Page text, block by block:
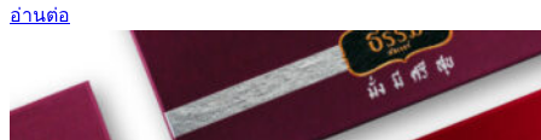
อ่านต่อ